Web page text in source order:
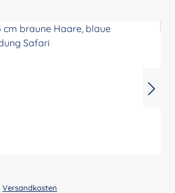
Versandkosten